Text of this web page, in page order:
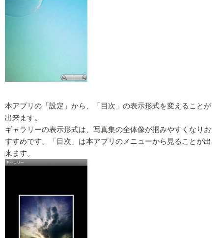
本アプリの「設定」から、「目次」の表示形式を変えることが
出来ます。
ギャラリーの表示形式は、写真集の全体像が掴みやすくなりお
すすめです。「目次」は本アプリのメニューから見ることが出
来ます。